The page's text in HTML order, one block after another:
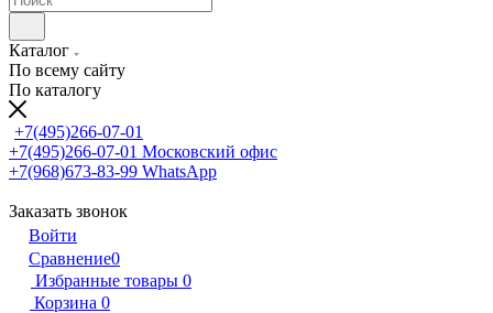
Каталог
По всему сайту
По каталогу
+7(495)266-07-01
+7(495)266-07-01 Московский офис
+7(968)673-83-99 WhatsApp
Заказать звонок
Войти
Сравнение0
Избранные товары 0
Корзина 0